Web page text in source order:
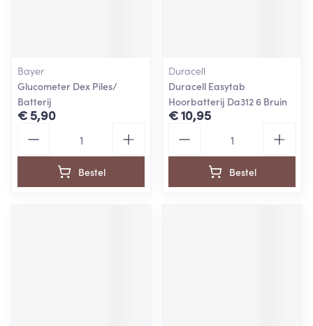
Bayer
Glucometer Dex Piles/
Batterij
€ 5,90
Bestel
Duracell
Duracell Easytab
Hoorbatterij Da312 6 Bruin
€ 10,95
Bestel